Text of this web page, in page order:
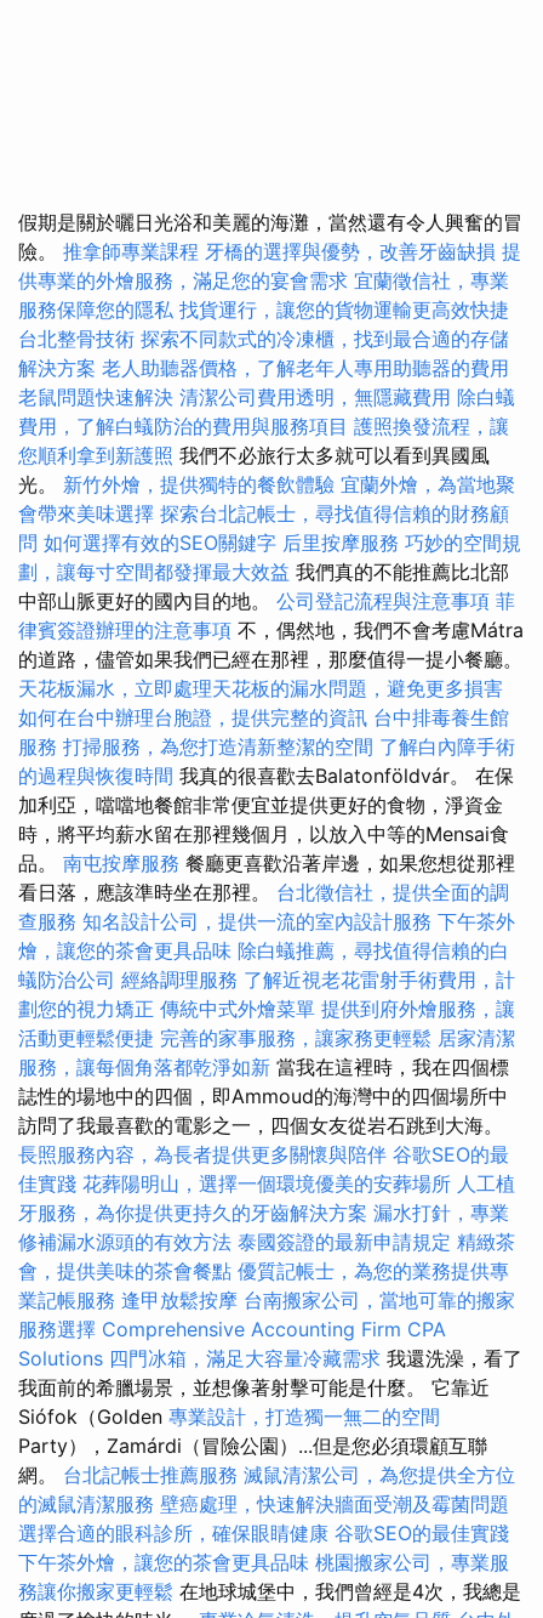
假期是關於曬日光浴和美麗的海灘，當然還有令人興奮的冒
險。 推拿師專業課程 牙橋的選擇與優勢，改善牙齒缺損 提
供專業的外燴服務，滿足您的宴會需求 宜蘭徵信社，專業
服務保障您的隱私 找貨運行，讓您的貨物運輸更高效快捷
台北整骨技術 探索不同款式的冷凍櫃，找到最合適的存儲
解決方案 老人助聽器價格，了解老年人專用助聽器的費用
老鼠問題快速解決 清潔公司費用透明，無隱藏費用 除白蟻
費用，了解白蟻防治的費用與服務項目 護照換發流程，讓
您順利拿到新護照 我們不必旅行太多就可以看到異國風
光。 新竹外燴，提供獨特的餐飲體驗 宜蘭外燴，為當地聚
會帶來美味選擇 探索台北記帳士，尋找值得信賴的財務顧
問 如何選擇有效的SEO關鍵字 后里按摩服務 巧妙的空間規
劃，讓每寸空間都發揮最大效益 我們真的不能推薦比北部
中部山脈更好的國內目的地。 公司登記流程與注意事項 菲
律賓簽證辦理的注意事項 不，偶然地，我們不會考慮Mátra
的道路，儘管如果我們已經在那裡，那麼值得一提小餐廳。
天花板漏水，立即處理天花板的漏水問題，避免更多損害
如何在台中辦理台胞證，提供完整的資訊 台中排毒養生館
服務 打掃服務，為您打造清新整潔的空間 了解白內障手術
的過程與恢復時間 我真的很喜歡去Balatonföldvár。 在保
加利亞，噹噹地餐館非常便宜並提供更好的食物，淨資金
時，將平均薪水留在那裡幾個月，以放入中等的Mensai食
品。 南屯按摩服務 餐廳更喜歡沿著岸邊，如果您想從那裡
看日落，應該準時坐在那裡。 台北徵信社，提供全面的調
查服務 知名設計公司，提供一流的室內設計服務 下午茶外
燴，讓您的茶會更具品味 除白蟻推薦，尋找值得信賴的白
蟻防治公司 經絡調理服務 了解近視老花雷射手術費用，計
劃您的視力矯正 傳統中式外燴菜單 提供到府外燴服務，讓
活動更輕鬆便捷 完善的家事服務，讓家務更輕鬆 居家清潔
服務，讓每個角落都乾淨如新 當我在這裡時，我在四個標
誌性的場地中的四個，即Ammoud的海灣中的四個場所中
訪問了我最喜歡的電影之一，四個女友從岩石跳到大海。
長照服務內容，為長者提供更多關懷與陪伴 谷歌SEO的最
佳實踐 花葬陽明山，選擇一個環境優美的安葬場所 人工植
牙服務，為你提供更持久的牙齒解決方案 漏水打針，專業
修補漏水源頭的有效方法 泰國簽證的最新申請規定 精緻茶
會，提供美味的茶會餐點 優質記帳士，為您的業務提供專
業記帳服務 逢甲放鬆按摩 台南搬家公司，當地可靠的搬家
服務選擇 Comprehensive Accounting Firm CPA
Solutions 四門冰箱，滿足大容量冷藏需求 我還洗澡，看了
我面前的希臘場景，並想像著射擊可能是什麼。 它靠近
Siófok（Golden 專業設計，打造獨一無二的空間
Party），Zamárdi（冒險公園）...但是您必須環顧互聯
網。 台北記帳士推薦服務 滅鼠清潔公司，為您提供全方位
的滅鼠清潔服務 壁癌處理，快速解決牆面受潮及霉菌問題
選擇合適的眼科診所，確保眼睛健康 谷歌SEO的最佳實踐
下午茶外燴，讓您的茶會更具品味 桃園搬家公司，專業服
務讓你搬家更輕鬆 在地球城堡中，我們曾經是4次，我總是